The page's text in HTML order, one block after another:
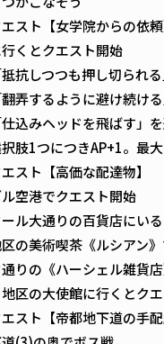
スト【女学院からの依頼
くとクエスト開始
抗しつつも押し切られ
弄するように避け続け
込みヘッドを飛ばす」
肢1つにつきAP+1。最
スト【高価な配達物】
空港でクエスト開始
ル大通りの百貨店にい
の美術喫茶《ルシアン
りの《ハーシェル雑貨
区の大使館に行くとク
スト【帝都地下道の手配